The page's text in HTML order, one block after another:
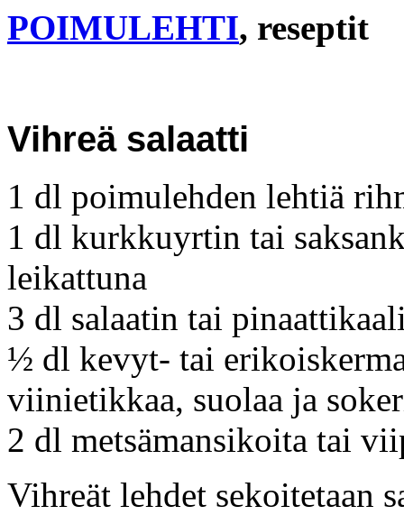
POIMULEHTI, reseptit
Vihreä salaatti
1 dl poimulehden lehtiä
1 dl kurkkuyrtin tai
leikattuna
3 dl salaatin tai
½ dl kevyt- tai
viinietikkaa, suolaa ja
2 dl metsämansikoita tai
Vihreät lehdet sekoitetaan